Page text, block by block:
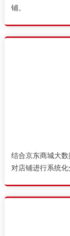
铺。
结合京东商城大数
对店铺进行系统化